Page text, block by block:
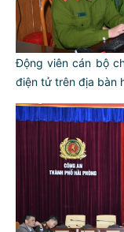
Động viên cán bộ
điện tử trên địa bàn